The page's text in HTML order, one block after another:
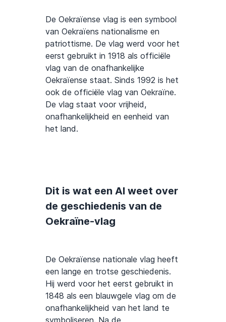
De Oekraïense vlag is een symbool
van Oekraïens nationalisme en
patriottisme. De vlag werd voor het
eerst gebruikt in 1918 als officiële
vlag van de onafhankelijke
Oekraïense staat. Sinds 1992 is het
ook de officiële vlag van Oekraïne.
De vlag staat voor vrijheid,
onafhankelijkheid en eenheid van
het land.
Dit is wat een AI weet over
de geschiedenis van de
Oekraïne-vlag
De Oekraïense nationale vlag heeft
een lange en trotse geschiedenis.
Hij werd voor het eerst gebruikt in
1848 als een blauwgele vlag om de
onafhankelijkheid van het land te
symboliseren. Na de